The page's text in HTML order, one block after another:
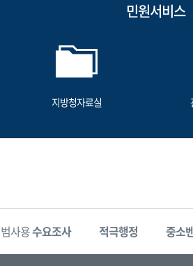
민원서비스
지방청자료실
사용수요조사 적극행정 중소